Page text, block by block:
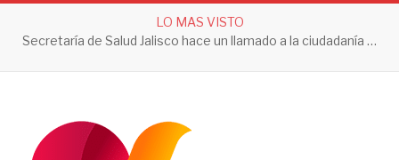
LO MAS VISTO
Secretaría de Salud Jalisco hace un llamado a la ciudadanía a tomar acciones contra el dengue en esta temporada de lluvias